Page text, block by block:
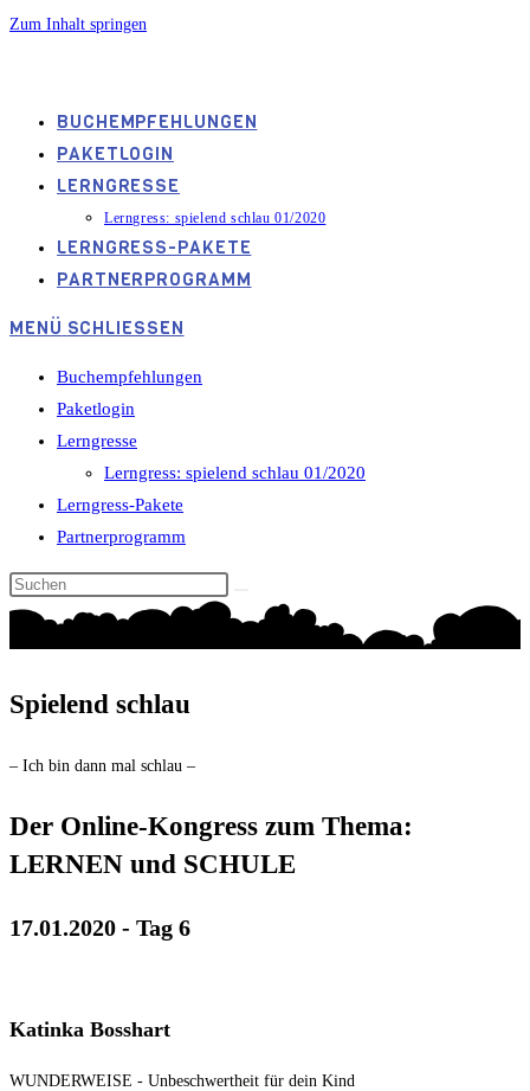
Zum Inhalt springen
BUCHEMPFEHLUNGEN
PAKETLOGIN
LERNGRESSE
Lerngress: spielend schlau 01/2020
LERNGRESS-PAKETE
PARTNERPROGRAMM
MENÜ SCHLIESSEN
Buchempfehlungen
Paketlogin
Lerngresse
Lerngress: spielend schlau 01/2020
Lerngress-Pakete
Partnerprogramm
Spielend schlau
– Ich bin dann mal schlau –
Der Online-Kongress zum Thema:
LERNEN und SCHULE
17.01.2020 - Tag 6
Katinka Bosshart
WUNDERWEISE - Unbeschwertheit für dein Kind